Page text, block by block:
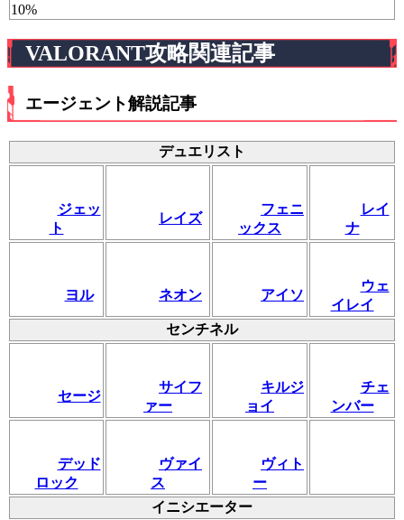
10%
VALORANT攻略関連記事
エージェント解説記事
デュエリスト
ジェッ
ト
レイズ
フェニ
ックス
レイ
ナ
ヨル ネオン アイソ
ウェ
イレイ
センチネル
セージ
サイフ
ァー
キルジ
ョイ
チェ
ンバー
デッド
ロック
ヴァイ
ス
ヴィト
ー
イニシエーター